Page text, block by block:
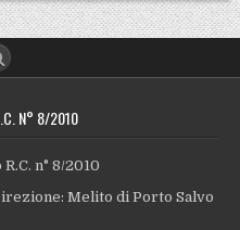
N° 8/2010
n° 8/2010
Melito di Porto Salvo